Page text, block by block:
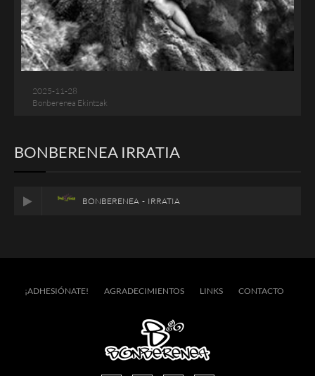
2025-11-28
Bonberenea Ekintzak
BONBERENEA IRRATIA
BONBERENEA - IRRATIA
¡ADHESIÓNATE! AGRADECIMIENTOS LINKS CONTACTO